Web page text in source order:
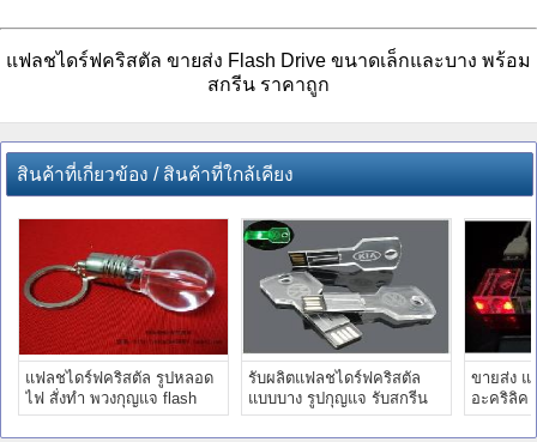
แฟลชไดร์ฟคริสตัล ขายส่ง Flash Drive ขนาดเล็กและบาง พร้อม
สกรีน ราคาถูก
สินค้าที่เกี่ยวข้อง / สินค้าที่ใกล้เคียง
แฟลชไดร์ฟคริสตัล รูปหลอด
ไฟ สั่งทำ พวงกุญแจ flash
drive พร้อมกล่องใส่
รับผลิตแฟลชไดร์ฟคริสตัล
แบบบาง รูปกุญแจ รับสกรีน
flash drive ราคาถูก
ขายส่ง แ
อะคริลิค
พร้อมสก